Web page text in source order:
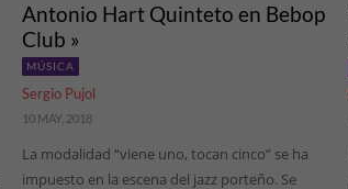
Antonio Hart Quinteto en Bebop
Club »
MÚSICA
Sergio Pujol
10 MAY, 2018
La modalidad “viene uno, tocan cinco” se ha
impuesto en la escena del jazz porteño. Se